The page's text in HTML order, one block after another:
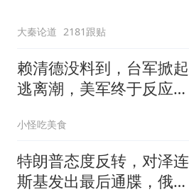
大秦论道 2181跟贴
赖清德没料到，台军掀起
逃离潮，美军终于反应过
小怪吃美食
特朗普态度反转，对泽连
斯基发出最后通牒，俄乌